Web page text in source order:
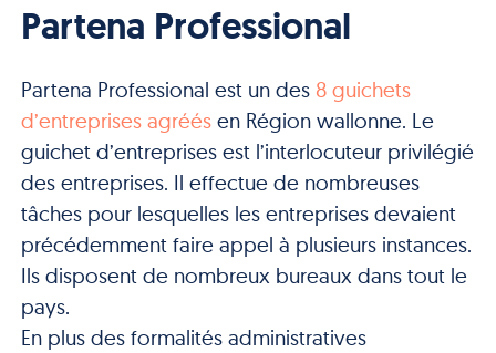
Partena Professional
Partena Professional est un des 8 guichets
d’entreprises agréésen Région wallonne. Le
guichet d’entreprises est l’interlocuteur privilégié
des entreprises. Il effectue de nombreuses
tâches pour lesquelles les entreprises devaient
précédemment faire appel à plusieurs instances.
Ils disposent de nombreux bureaux dans tout le
pays.
En plus des formalités administratives